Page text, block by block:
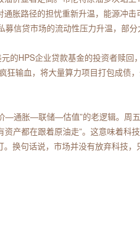
胀路径的担忧重新升温，能源冲
信贷市场的流动性压力升温，部分
的HPS企业贷款基金的投资者赎回
输血，将大量算力项目打包成债
—通胀—联储—估值”的老逻辑。周
产都在跟着原油走”。这意味着科
换句话说，市场并没有放弃科技，